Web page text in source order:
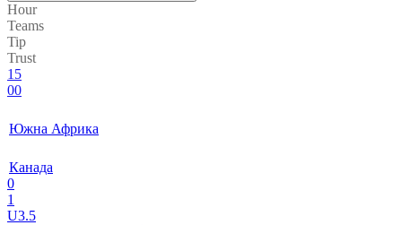
Hour
Teams
Tip
Trust
15
00
Южна Африка
Канада
0
1
U3.5